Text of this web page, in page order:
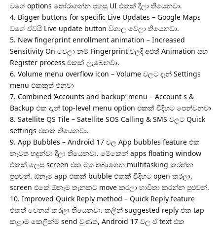
වගේ options තෝරාගන්න පහසු UI එකක් දීලා තියෙනවා.
4. Bigger buttons for specific Live Updates – Google Maps
වගේ ඒවයි Live update button විශාල වෙලා තියෙනවා.
5. New fingerprint enrollment animation – Increased
Sensitivity On වෙලා නම් Fingerprint වලදි අළුත් Animation සහ
Register process එකක් ලැබෙනවා.
6. Volume menu overflow icon – Volume වලට දැන් Settings
menu එකකුත් එනවා
7. Combined ‘Accounts and backup’ menu – Account s &
Backup එක දැන් top-level menu option එකක් විදිහට පෙන්වනවා
8. Satellite QS Tile – Satellite SOS Calling & SMS වලට Quick
settings එකක් තියෙනවා.
9. App Bubbles – Android 17 වල App bubbles feature එක
නැවත හඳුන්වා දීලා තියෙනවා. මේකෙන් apps floating window
එකක් ලෙස screen එක මත තබාගෙන multitasking කරන්න
පුළුවන්. ඕනෑම app එකක් bubble එකක් විදිහට open කරලා,
screen එකේ ඕනෑම තැනකට move කරලා භාවිතා කරන්න පුළුවන්.
10. Improved Quick Reply method – Quick Reply feature
එකත් වෙනස් කරලා තියෙනවා. කලින් suggested reply එක tap
කළාම කෙලින්ම send වුණත්, Android 17 වල ඒ text එක